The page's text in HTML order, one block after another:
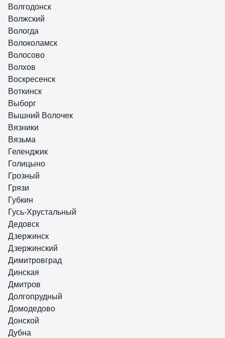
Волгодонск
Волжский
Вологда
Волоколамск
Волосово
Волхов
Воскресенск
Воткинск
Выборг
Вышний Волочек
Вязники
Вязьма
Геленджик
Голицыно
Грозный
Грязи
Губкин
Гусь-Хрустальный
Дедовск
Дзержинск
Дзержинский
Димитровград
Динская
Дмитров
Долгопрудный
Домодедово
Донской
Дубна